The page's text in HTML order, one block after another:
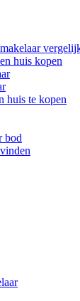
huis kopen
huis te kopen
bod